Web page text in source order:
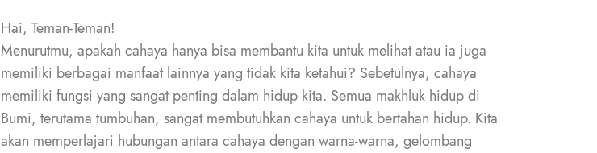
Hai, Teman-Teman!
Menurutmu, apakah cahaya hanya bisa membantu kita untuk melihat atau ia juga
memiliki berbagai manfaat lainnya yang tidak kita ketahui? Sebetulnya, cahaya
memiliki fungsi yang sangat penting dalam hidup kita. Semua makhluk hidup di
Bumi, terutama tumbuhan, sangat membutuhkan cahaya untuk bertahan hidup. Kita
akan memperlajari hubungan antara cahaya dengan warna-warna, gelombang